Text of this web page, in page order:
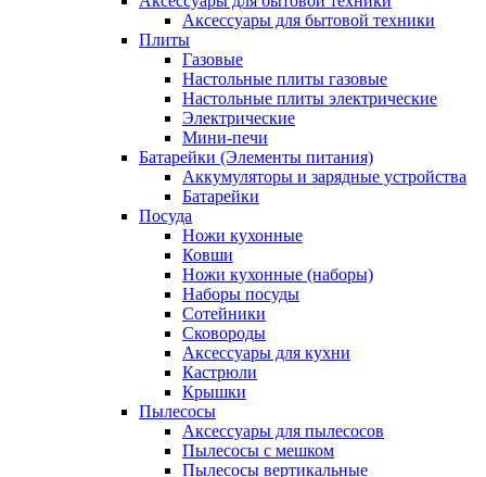
Аксессуары для бытовой техники
Плиты
Газовые
Настольные плиты газовые
Настольные плиты электрические
Электрические
Мини-печи
Батарейки (Элементы питания)
Аккумуляторы и зарядные устройства
Батарейки
Посуда
Ножи кухонные
Ковши
Ножи кухонные (наборы)
Наборы посуды
Сотейники
Сковороды
Аксессуары для кухни
Кастрюли
Крышки
Пылесосы
Аксессуары для пылесосов
Пылесосы с мешком
Пылесосы вертикальные